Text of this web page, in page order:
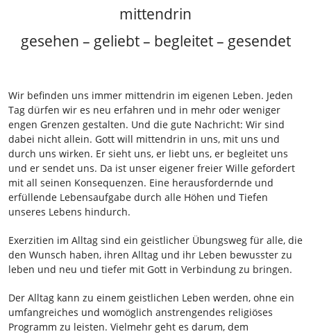
mittendrin
gesehen – geliebt – begleitet – gesendet
Wir befinden uns immer mittendrin im eigenen Leben. Jeden
Tag dürfen wir es neu erfahren und in mehr oder weniger
engen Grenzen gestalten. Und die gute Nachricht: Wir sind
dabei nicht allein. Gott will mittendrin in uns, mit uns und
durch uns wirken. Er sieht uns, er liebt uns, er begleitet uns
und er sendet uns. Da ist unser eigener freier Wille gefordert
mit all seinen Konsequenzen. Eine herausfordernde und
erfüllende Lebensaufgabe durch alle Höhen und Tiefen
unseres Lebens hindurch.
Exerzitien im Alltag sind ein geistlicher Übungsweg für alle, die
den Wunsch haben, ihren Alltag und ihr Leben bewusster zu
leben und neu und tiefer mit Gott in Verbindung zu bringen.
Der Alltag kann zu einem geistlichen Leben werden, ohne ein
umfangreiches und womöglich anstrengendes religiöses
Programm zu leisten. Vielmehr geht es darum, dem